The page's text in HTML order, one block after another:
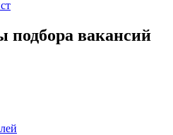
вакансий